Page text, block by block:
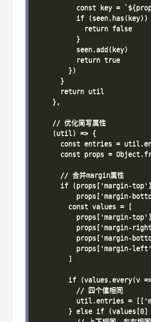
const key =
if (seen.has(key))
            return false
          }
          seen.add(key)
          return true
        })
      }
      return util
    },
    // 优化简写属性
    (util) => {
const entries =
const props =
      // 合并margin属性
if (props['margin-
props['margin-
        const values = [
props['margin-
props['margin-
props['margin-
props['margin-
        ]
if (values.every(v
          // 四个值相同
util.entries =
} else if